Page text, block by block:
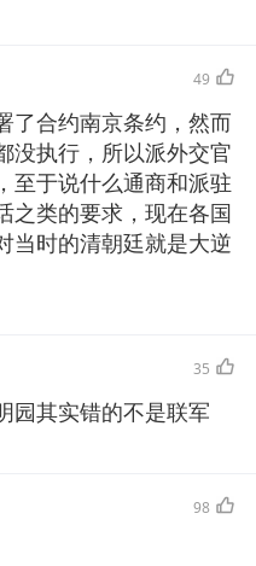
49
了合约南京条约，然而
没执行，所以派外交官
至于说什么通商和派驻
之类的要求，现在各国
当时的清朝廷就是大逆
35
园其实错的不是联军
98